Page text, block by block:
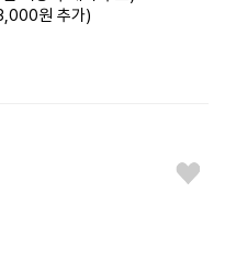
원 추가)